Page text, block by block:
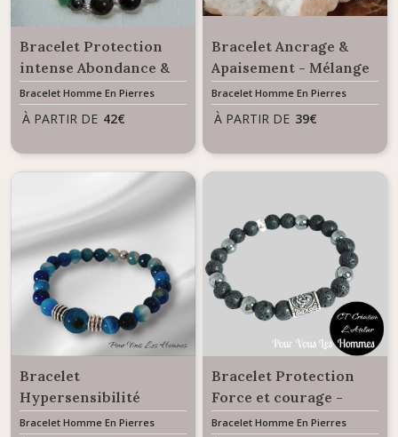
Bracelet Protection
intense Abondance &
Prospérité - Mélange
de pierres naturelles
Bracelet Homme En Pierres
Naturelles
À PARTIR DE 42€
Bracelet Ancrage &
Apaisement - Mélange
de Perles Bois pétrifié
et Oeil de Tigre
Bracelet Homme En Pierres
Naturelles
À PARTIR DE 39€
Bracelet
Hypersensibilité
Equilibre émotionnel &
Bracelet Homme En Pierres
Bracelet Protection
Force et courage -
Perles en Pierre de
Bracelet Homme En Pierres